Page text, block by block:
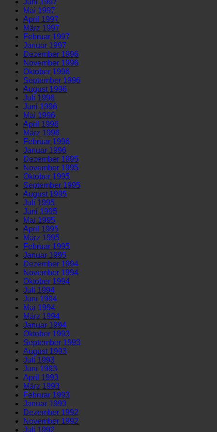
Mai 1997
April 1997
März 1997
Februar 1997
Januar 1997
Dezember 1996
November 1996
Oktober 1996
September 1996
August 1996
Juli 1996
Juni 1996
Mai 1996
April 1996
März 1996
Februar 1996
Januar 1996
Dezember 1995
November 1995
Oktober 1995
September 1995
August 1995
Juli 1995
Juni 1995
Mai 1995
April 1995
März 1995
Februar 1995
Januar 1995
Dezember 1994
November 1994
Oktober 1994
Juli 1994
Juni 1994
Mai 1994
März 1994
Januar 1994
Oktober 1993
September 1993
August 1993
Juli 1993
Juni 1993
April 1993
März 1993
Februar 1993
Januar 1993
Dezember 1992
November 1992
Juli 1992